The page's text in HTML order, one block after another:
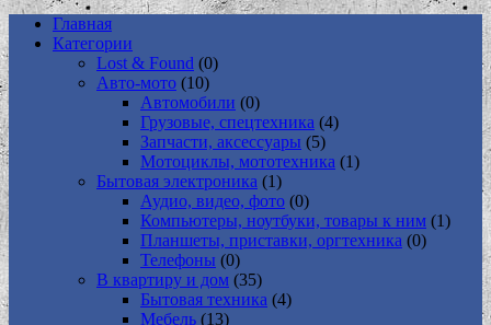
Главная
Категории
Lost & Found (0)
Авто-мото (10)
Автомобили (0)
Грузовые, спецтехника (4)
Запчасти, аксессуары (5)
Мотоциклы, мототехника (1)
Бытовая электроника (1)
Аудио, видео, фото (0)
Компьютеры, ноутбуки, товары к ним (1)
Планшеты, приставки, оргтехника (0)
Телефоны (0)
В квартиру и дом (35)
Бытовая техника (4)
Мебель (13)